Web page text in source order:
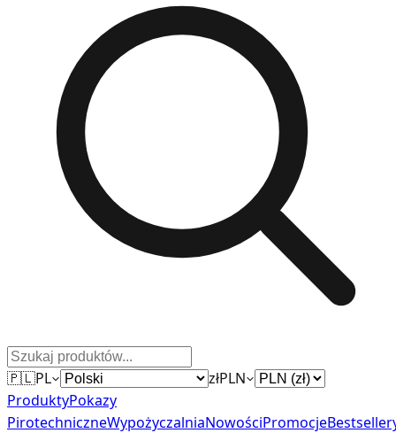
🇵🇱PL złPLN
ProduktyPokazy
PirotechniczneWypożyczalniaNowościPromocje